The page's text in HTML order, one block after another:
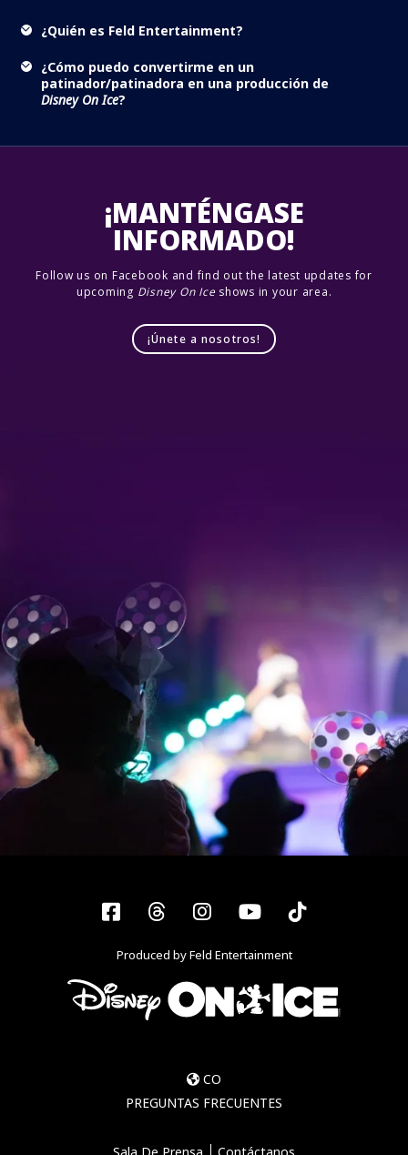
¿Quién es Feld Entertainment?
¿Cómo puedo convertirme en un
patinador/patinadora en una producción de
Disney On Ice?
¡MANTÉNGASE
INFORMADO!
Follow us on Facebook and find out the latest updates for
upcoming Disney On Iceshows in your area.
¡Únete a nosotros!
Facebook
ThreadsInstagram
YouTubeTiktok
Produced by Feld Entertainment
CO
PREGUNTAS FRECUENTES